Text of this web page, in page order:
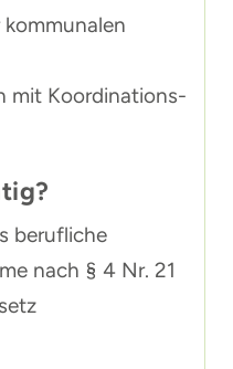
mit Koordinations-
berufliche
nach § 4 Nr. 21